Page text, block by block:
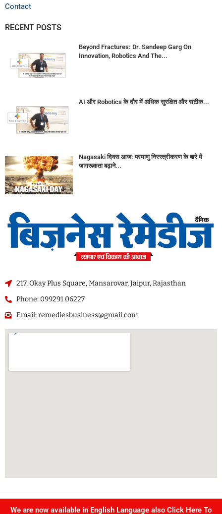
Contact
RECENT POSTS
Beyond Fractures: Dr. Sandeep Garg On
Innovation, Robotics And The...
AI और Robotics के दौर में अधिक सुरक्षित और सटीक...
Nagasaki दिवस आज: परमाणु निरस्त्रीकरण के बारे में
जागरूकता बढ़ाने...
217, Okay Plus Square, Mansarovar, Jaipur, Rajasthan
Phone: 099291 06227
Email: remediesbusiness@gmail.com
We are now available in English Language also Click Here To
Copyright @ Singhvi publication Pvt Ltd. | All right reserved –